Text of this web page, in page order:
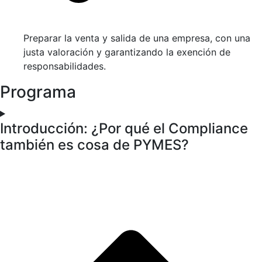
Preparar la venta y salida de una empresa, con una
justa valoración y garantizando la exención de
responsabilidades.
Programa
Introducción: ¿Por qué el Compliance
también es cosa de PYMES?